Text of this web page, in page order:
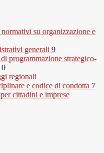
su organizzazione e
generali 9
programmazione strategico-
regionali
e codice di condotta 7
cittadini e imprese